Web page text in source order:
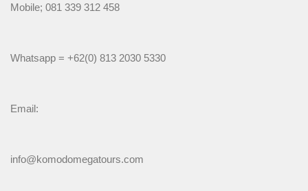
Mobile; 081 339 312 458
Whatsapp = +62(0) 813 2030 5330
Email:
info@komodomegatours.com